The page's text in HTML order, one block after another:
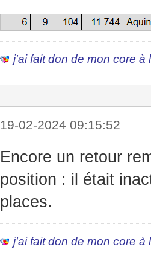
j'ai fait don de mon core à
19-02-2024 09:15:52
Encore un retour
position : il était
places.
j'ai fait don de mon core à